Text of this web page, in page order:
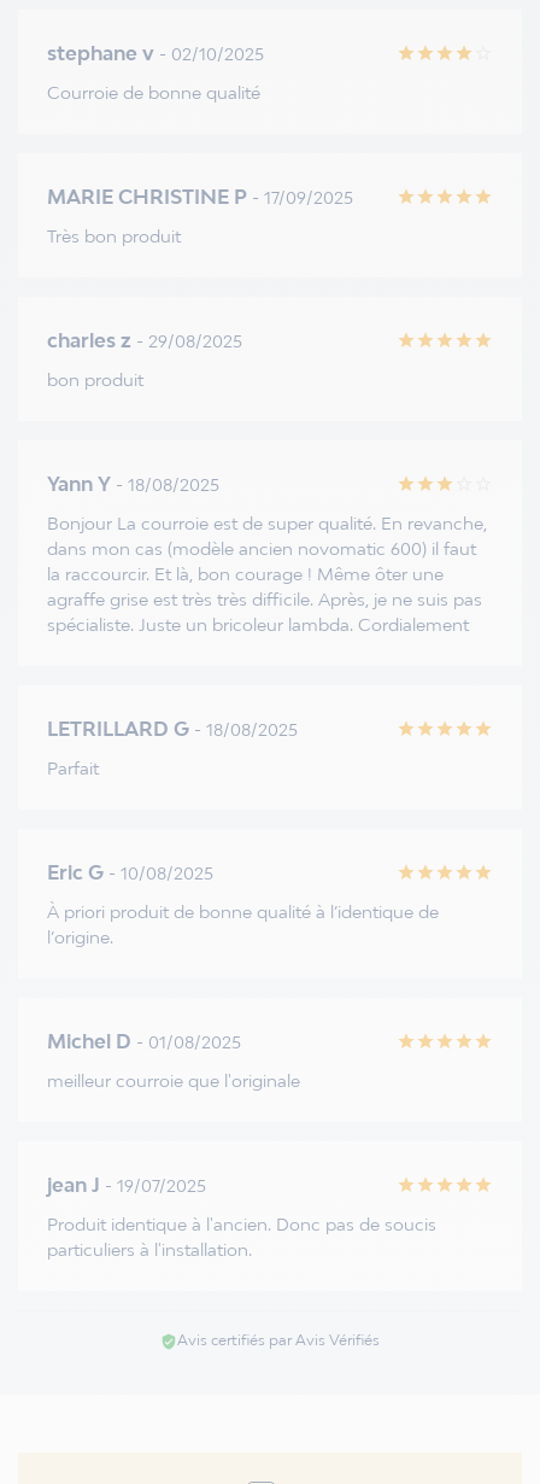
stephane v - 02/10/2025 star star star star
Courroie de bonne qualité
MARIE CHRISTINE P - 17/09/2025 star star star star star
Très bon produit
charles z - 29/08/2025 star star star star star
bon produit
Yann Y - 18/08/2025 star star star
Bonjour La courroie est de super qualité. En revanche,
dans mon cas (modèle ancien novomatic 600) il faut
la raccourcir. Et là, bon courage ! Même ôter une
agraffe grise est très très difficile. Après, je ne suis pas
spécialiste. Juste un bricoleur lambda. Cordialement
LETRILLARD G - 18/08/2025 star star star star star
Parfait
Eric G - 10/08/2025 star star star star star
À priori produit de bonne qualité à l’identique de
l’origine.
Michel D - 01/08/2025 star star star star star
meilleur courroie que l'originale
jean J - 19/07/2025 star star star star star
Produit identique à l'ancien. Donc pas de soucis
particuliers à l'installation.
verified_userAvis certifiés par Avis Vérifiés